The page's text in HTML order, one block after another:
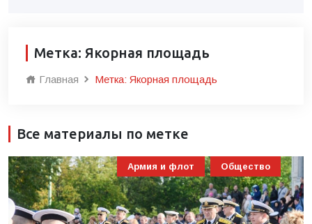
Метка: Якорная площадь
Главная Метка: Якорная площадь
Все материалы по метке
Армия и флот Общество